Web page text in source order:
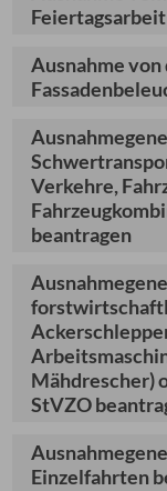
Ausnahme
Verkehre,
beantragen
Mähdrescher)
StVZO
Einzelfahrten